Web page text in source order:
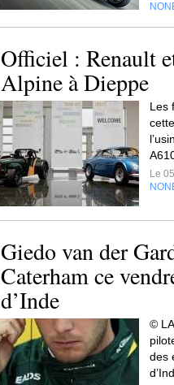
Officiel : Renault
Alpine à Dieppe
Les
Le
Giedo van der
Caterham ce
d’Inde
©
des